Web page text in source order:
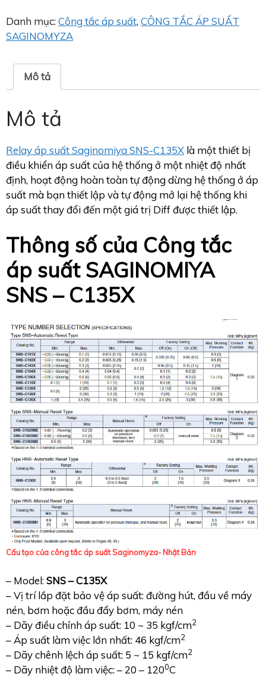
Danh mục:Công tắc áp suất, CÔNG TẮC ÁP SUẤT
SAGINOMYZA
Mô tả
Mô tả
Relay áp suất Saginomiya SNS-C135X là một thiết bị
điều khiển áp suất của hệ thống ở một nhiệt độ nhất
định, hoạt động hoàn toàn tự động dừng hệ thống ở áp
suất mà bạn thiết lập và tự động mở lại hệ thống khi
áp suất thay đổi đến một giá trị Diff được thiết lập.
Thông số của Công tắc
áp suất SAGINOMIYA
SNS – C135X
Cấu tạo của công tắc áp suất Saginomyza- Nhật Bản
– Model:SNS – C135X
– Vị trí lắp đặt bảo vệ áp suất: đường hút, đầu về máy
nén, bơm hoặc đầu đẩy bơm, máy nén
– Dãy điều chỉnh áp suất: 10 ~ 35 kgf/cm2
– Áp suất làm việc lớn nhất: 46 kgf/cm2
– Dãy chênh lệch áp suất: 5 ~ 15 kgf/cm2
– Dãy nhiệt độ làm việc: – 20 – 1200C